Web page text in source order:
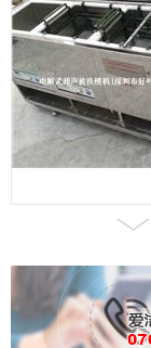
多用途电解式